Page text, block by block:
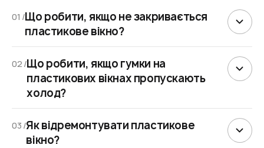
01 /Що робити, якщо не закривається
пластикове вікно?
02 /Що робити, якщо гумки на
пластикових вікнах пропускають
холод?
03 /Як відремонтувати пластикове
вікно?